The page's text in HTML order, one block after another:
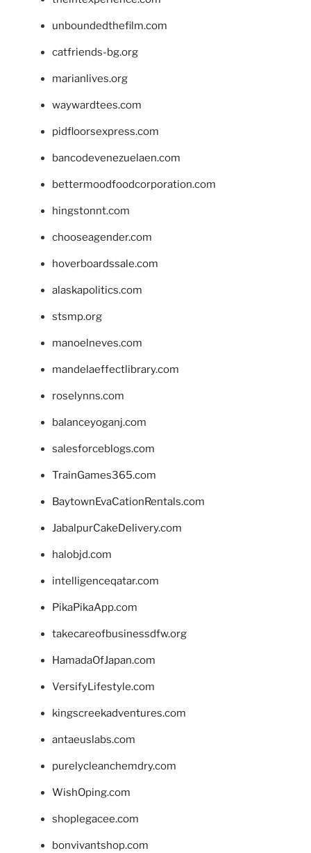
unboundedthefilm.com
catfriends-bg.org
marianlives.org
waywardtees.com
pidfloorsexpress.com
bancodevenezuelaen.com
bettermoodfoodcorporation.com
hingstonnt.com
chooseagender.com
hoverboardssale.com
alaskapolitics.com
stsmp.org
manoelneves.com
mandelaeffectlibrary.com
roselynns.com
balanceyoganj.com
salesforceblogs.com
TrainGames365.com
BaytownEvaCationRentals.com
JabalpurCakeDelivery.com
halobjd.com
intelligenceqatar.com
PikaPikaApp.com
takecareofbusinessdfw.org
HamadaOfJapan.com
VersifyLifestyle.com
kingscreekadventures.com
antaeuslabs.com
purelycleanchemdry.com
WishOping.com
shoplegacee.com
bonvivantshop.com